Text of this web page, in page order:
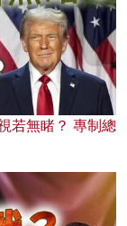
若無睹？ 專制總